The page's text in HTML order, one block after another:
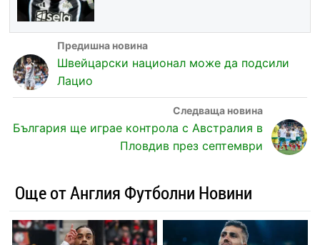
Швейцарски национал може да подсили
Лацио
България ще играе контрола с Австралия в
Пловдив през септември
Още от Англия Футболни Новини